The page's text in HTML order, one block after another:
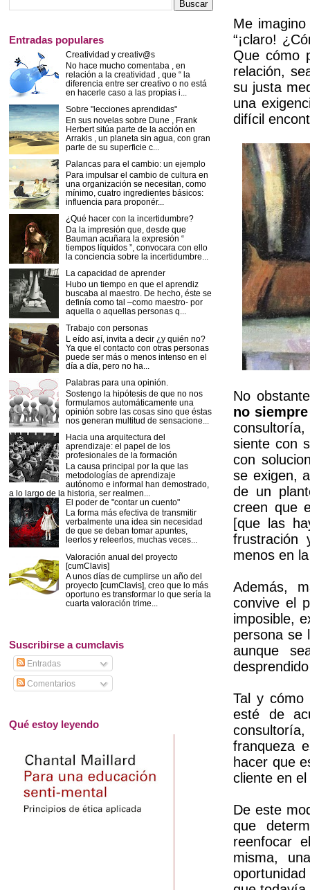
Me
“¡claro!
Que cómo
relación,
su justa
una
difícil
No
no
siente con
con
se exigen,
de un
creen que
[que las
frustración
menos en
Además,
convive el
imposible,
persona se
aunque
Tal y cómo
esté de
franqueza
hacer que
cliente en
De este
que
reenfocar
misma,
Entradas populares
Creatividad y creativ@s
No hace mucho comentaba , en
relación a la creatividad , que “ la
diferencia entre ser creativo o no está
en hacerle caso a las propias i...
Sobre "lecciones aprendidas"
En sus novelas sobre Dune , Frank
Herbert sitúa parte de la acción en
Arrakis , un planeta sin agua, con gran
parte de su superficie c...
Palancas para el cambio: un ejemplo
Para impulsar el cambio de cultura en
una organización se necesitan, como
mínimo, cuatro ingredientes básicos:
influencia para proponér...
¿Qué hacer con la incertidumbre?
Da la impresión que, desde que
Bauman acuñara la expresión “
tiempos líquidos ”, convocara con ello
la conciencia sobre la incertidumbre...
La capacidad de aprender
Hubo un tiempo en que el aprendiz
buscaba al maestro. De hecho, éste se
definía como tal –como maestro- por
aquella o aquellas personas q...
Trabajo con personas
L eído así, invita a decir ¿y quién no?
Ya que el contacto con otras personas
puede ser más o menos intenso en el
día a día, pero no ha...
Palabras para una opinión.
Sostengo la hipótesis de que no nos
formulamos automáticamente una
opinión sobre las cosas sino que éstas
nos generan multitud de sensacione...
Hacia una arquitectura del
aprendizaje: el papel de los
profesionales de la formación
La causa principal por la que las
metodologías de aprendizaje
autónomo e informal han demostrado,
a lo largo de la historia, ser realmen...
El poder de "contar un cuento"
La forma más efectiva de transmitir
verbalmente una idea sin necesidad
de que se deban tomar apuntes,
leerlos y releerlos, muchas veces...
Valoración anual del proyecto
[cumClavis]
A unos días de cumplirse un año del
proyecto [cumClavis], creo que lo más
oportuno es transformar lo que sería la
cuarta valoración trime...
Suscribirse a cumclavis
Entradas
Comentarios
Qué estoy leyendo